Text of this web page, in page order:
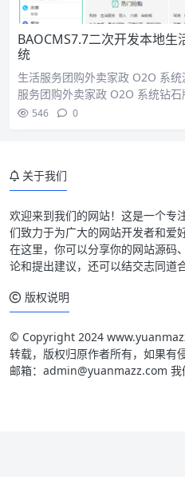
BAOCMS7.7二次开发本地
统
生活服务团购外卖家政 O2O 系
服务团购外卖家政 O2O 系统钻
546 0
关于我们
欢迎来到我们的网站！这是一个专
们致力于为广大的网站开发者和爱
在这里，你可以分享你的网站源码
论和提出建议，还可以结交志同道
版权说明
© Copyright 2024
转载，版权归原作者所有，如果有
邮箱：admin@yuanmazz.com 我